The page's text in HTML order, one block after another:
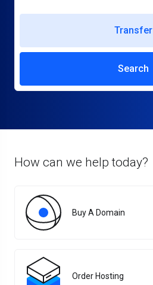
Transfer
Search
How can we help today?
Buy A Domain
Order Hosting